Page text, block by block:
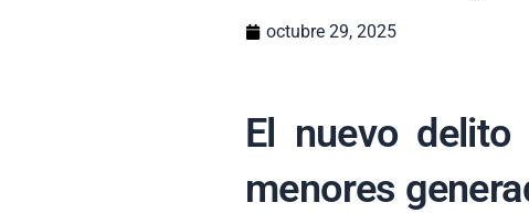
octubre 29, 2025
El nuevo
menores